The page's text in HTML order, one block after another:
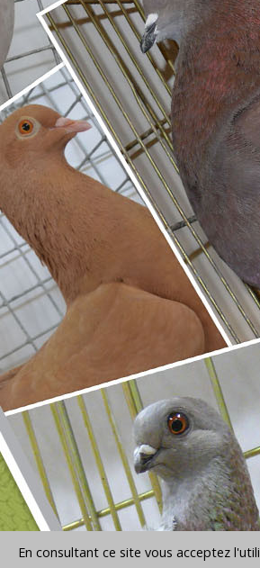
En consultant ce site vous acceptez